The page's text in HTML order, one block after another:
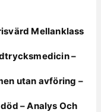
Mellanklass
–
utan avföring –
– Analys Och